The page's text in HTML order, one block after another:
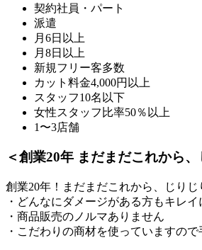
契約社員・パート
派遣
月6日以上
月8日以上
新規フリー客多数
カット料金4,000円以上
スタッフ10名以下
女性スタッフ比率50％以上
1〜3店舗
＜創業20年 まだまだこれから
創業20年！まだまだこれから、じり
・どんなにダメージがある方もキレ
・商品販売のノルマありません
・こだわりの商材を使っていますの